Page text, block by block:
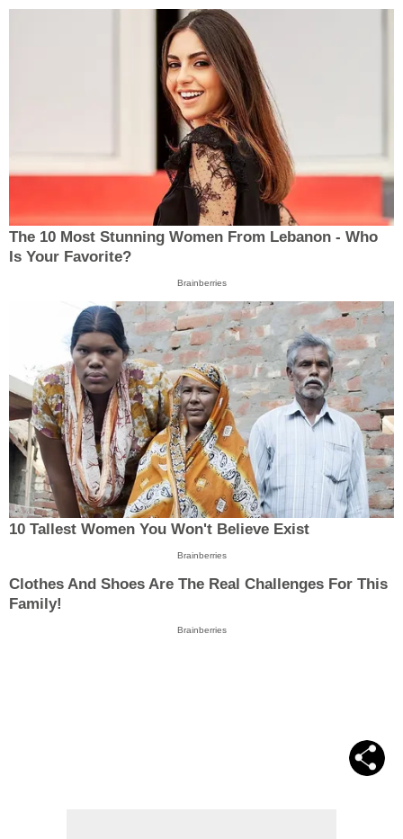
The 10 Most Stunning Women From Lebanon - Who
Is Your Favorite?
Brainberries
10 Tallest Women You Won't Believe Exist
Brainberries
Clothes And Shoes Are The Real Challenges For This
Family!
Brainberries